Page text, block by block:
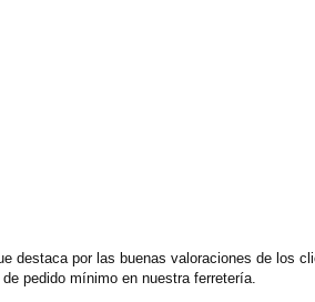
destaca por las buenas valoraciones de los
pedido mínimo en nuestra ferretería.